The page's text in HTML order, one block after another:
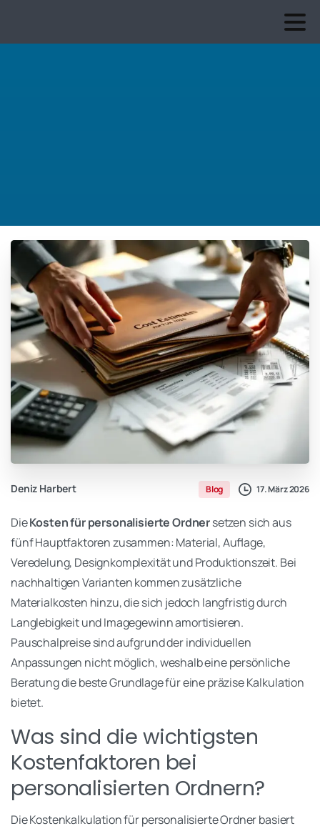
Deniz Harbert Blog 17. März 2026
DieKosten für personalisierte Ordnersetzen sich aus
fünf Hauptfaktoren zusammen: Material, Auflage,
Veredelung, Designkomplexität und Produktionszeit. Bei
nachhaltigen Varianten kommen zusätzliche
Materialkosten hinzu, die sich jedoch langfristig durch
Langlebigkeit und Imagegewinn amortisieren.
Pauschalpreise sind aufgrund der individuellen
Anpassungen nicht möglich, weshalb eine persönliche
Beratung die beste Grundlage für eine präzise Kalkulation
bietet.
Was sind die wichtigsten
Kostenfaktoren bei
personalisierten Ordnern?
Die Kostenkalkulation für personalisierte Ordner basiert